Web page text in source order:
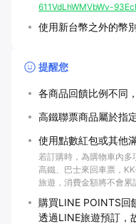
611VdLhWMVbWv-
使用新台幣之外的幣
提醒您
各商品回饋比例不同
高鐵聯票商品屬於指
使用點數紅包或其他
若訂購時，為購物車內
高鐵、巴士來回車票，
旅遊，消費金額將不會累
購買LINE POINTS回
透過LINE旅遊預訂，